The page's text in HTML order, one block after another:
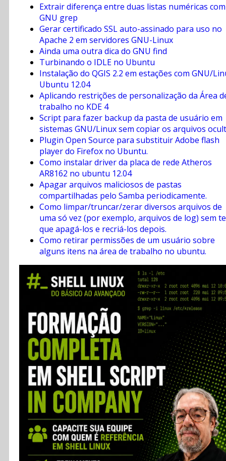
Extrair diferença entre duas listas numéricas com
GNU grep
Gerar certificado SSL auto-assinado para uso no
Apache 2 em servidores GNU-Linux
Ainda uma outra dica do GNU find
Turbinando o IDLE no Ubuntu
Instalação do QGIS 2.2 em estações com GNU/
Ubuntu 12.04
Aplicando restrições de personalização da Área
trabalho no KDE 4
Script para fazer backup da pasta de usuário em
sistemas GNU/Linux sem copiar os arquivos
Plugin Open Source para substituir Adobe flash
player do Firefox no Ubuntu.
Como instalar driver da placa de rede Atheros
AR8162 no ubuntu 12.04
Apagar arquivos maliciosos de pastas
compartilhadas pelo Samba periodicamente.
Como limpar/truncar/zerar diversos arquivos de
uma só vez (por exemplo, arquivos de log) sem
que apagá-los e recriá-los depois.
Como retirar permissões de um usuário sobre
alguns itens na área de trabalho no ubuntu.